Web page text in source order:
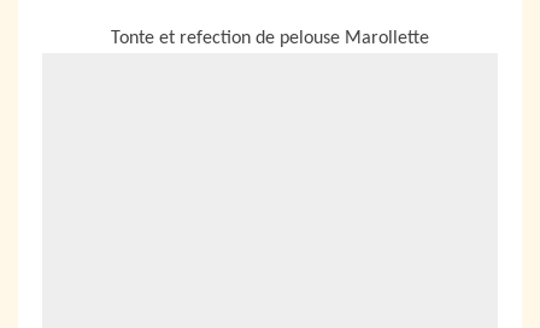
Tonte et refection de pelouse Marollette